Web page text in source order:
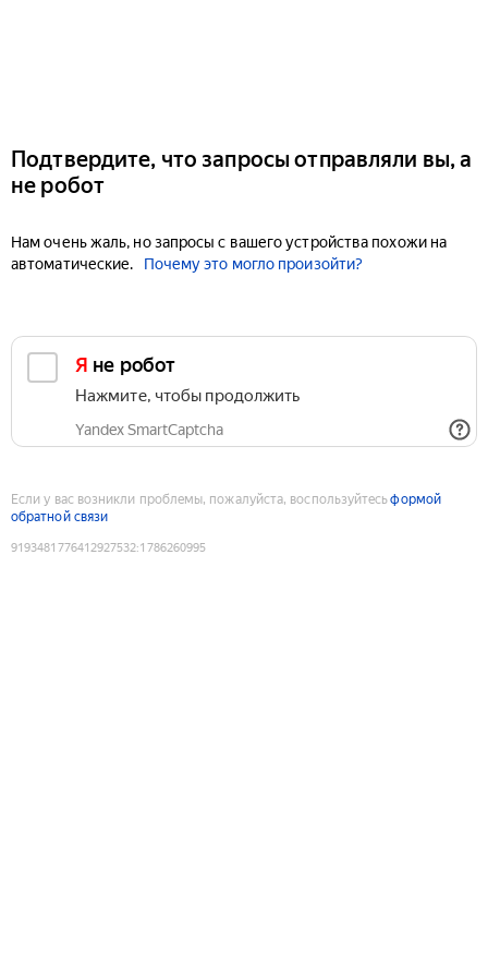
Подтвердите, что запросы отправляли вы, а
не робот
Нам очень жаль, но запросы с вашего устройства похожи на
автоматические.
Почему это могло произойти?
Я не робот
Нажмите, чтобы продолжить
Yandex SmartCaptcha
Если у вас возникли проблемы, пожалуйста, воспользуйтесьформой
обратной связи
9193481776412927532:1786260995